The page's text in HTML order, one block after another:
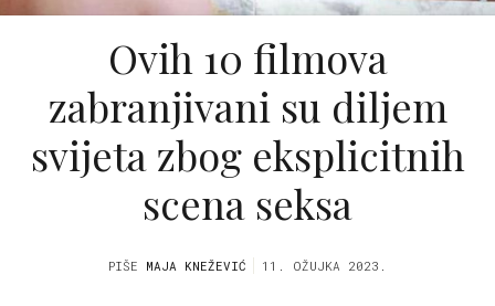
Ovih 10 filmova
zabranjivani su diljem
svijeta zbog eksplicitnih
scena seksa
PIŠE MAJA KNEŽEVIĆ 11. OŽUJKA 2023.